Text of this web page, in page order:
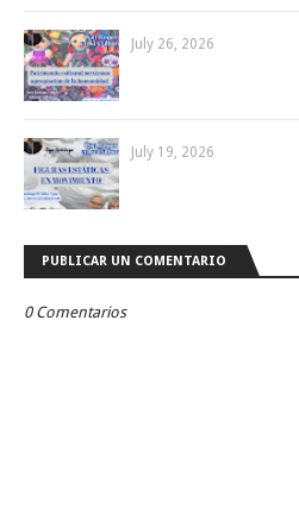
July 26, 2026
July 19, 2026
PUBLICAR UN COMENTARIO
0 Comentarios